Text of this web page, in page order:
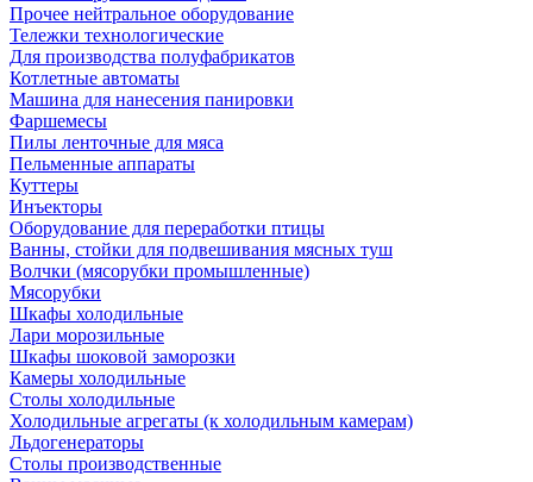
Прочее нейтральное оборудование
Тележки технологические
Для производства полуфабрикатов
Котлетные автоматы
Машина для нанесения панировки
Фаршемесы
Пилы ленточные для мяса
Пельменные аппараты
Куттеры
Инъекторы
Оборудование для переработки птицы
Ванны, стойки для подвешивания мясных туш
Волчки (мясорубки промышленные)
Мясорубки
Шкафы холодильные
Лари морозильные
Шкафы шоковой заморозки
Камеры холодильные
Столы холодильные
Холодильные агрегаты (к холодильным камерам)
Льдогенераторы
Столы производственные